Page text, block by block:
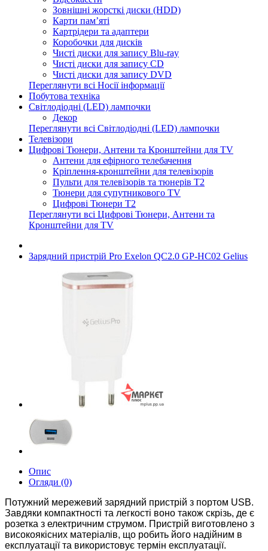
Зовнішні жорсткі диски (HDD)
Карти пам’яті
Картрідери та адаптери
Коробочки для дисків
Чисті диски для запису Blu-ray
Чисті диски для запису CD
Чисті диски для запису DVD
Переглянути всі Носії інформації
Побутова техніка
Світлодіодні (LED) лампочки
Декор
Переглянути всі Світлодіодні (LED) лампочки
Телевізори
Цифрові Тюнери, Антени та Кронштейни для TV
Антени для ефірного телебачення
Кріплення-кронштейни для телевізорів
Пульти для телевізорів та тюнерів T2
Тюнери для супутникового TV
Цифрові Тюнери T2
Переглянути всі Цифрові Тюнери, Антени та
Кронштейни для TV
Зарядний пристрій Pro Exelon QC2.0 GP-HC02 Gelius
Опис
Огляди (0)
Потужний мережевий зарядний пристрій з портом USB.
Завдяки компактності та легкості воно також скрізь, де є
розетка з електричним струмом. Пристрій виготовлено з
високоякісних матеріалів, що робить його надійним в
експлуатації та використовує термін експлуатації.